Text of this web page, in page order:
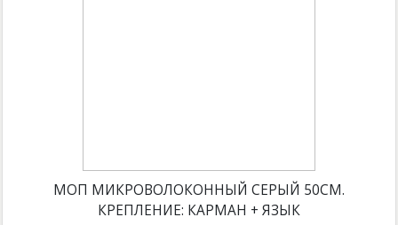
МОП МИКРОВОЛОКОННЫЙ СЕРЫЙ 50СМ.
КРЕПЛЕНИЕ: КАРМАН + ЯЗЫК